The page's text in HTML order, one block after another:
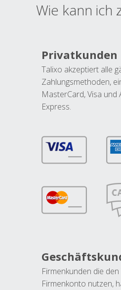
Wie kann ich
Privatkunden
Talixo akzeptiert alle
Zahlungsmethoden,
MasterCard, Visa und
Express.
Firmenkunden die
Firmenkonto nutzen,